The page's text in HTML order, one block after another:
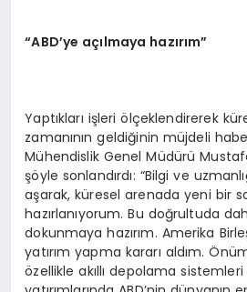
“ABD’ye açılmaya hazırım”
Yaptıkları işleri ölçeklendirerek
zamanının geldiğinin müjdeli
Mühendislik Genel Müdürü
şöyle sonlandırdı: “Bilgi ve
aşarak, küresel arenada yeni bir
hazırlanıyorum. Bu doğrultuda
dokunmaya hazırım. Amerika
yatırım yapma kararı aldım.
özellikle akıllı depolama